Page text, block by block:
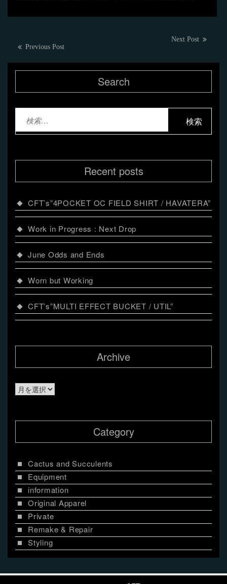
投
ナ
ビ
ゲ
ー
シ
ョ
Previous PostPrevious
Next PostNext
Search
Recent posts
CFT’s”4POCKET OC FIELD SHIRT / HAVATERA”
Work in Progress : Next Drop
June Odds and Ends
Worn but Working
CFT’s”MULTI EFFECT BUCKET / UTIL”
Archive
Archive
Category
Cactus and Succulents
Equipment
information
Original Apparel
Private
Remake & Repair
Styling